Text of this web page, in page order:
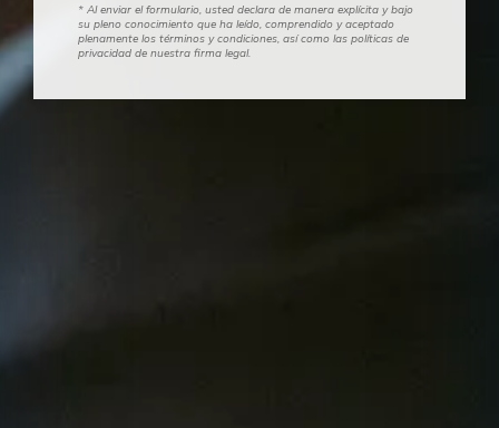
* Al enviar el formulario, usted declara de manera explícita y bajo
su pleno conocimiento que ha leído, comprendido y aceptado
plenamente los términos y condiciones, así como las políticas de
privacidad de nuestra firma legal.